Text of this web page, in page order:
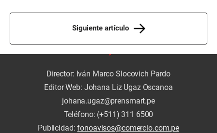
Siguiente artículo
Director: Iván Marco Slocovich Pardo
Editor Web: Johana Liz Ugaz Oscanoa
johana.ugaz@prensmart.pe
Teléfono: (+511) 311 6500
Publicidad:fonoavisos@comercio.com.pe